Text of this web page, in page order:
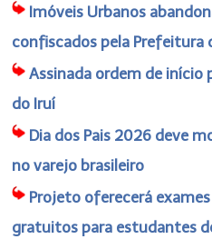
Imóveis Urbanos
confiscados pela Prefeitura
Assinada ordem de início
do Iruí
Dia dos Pais 2026 deve
no varejo brasileiro
Projeto oferecerá
gratuitos para estudantes